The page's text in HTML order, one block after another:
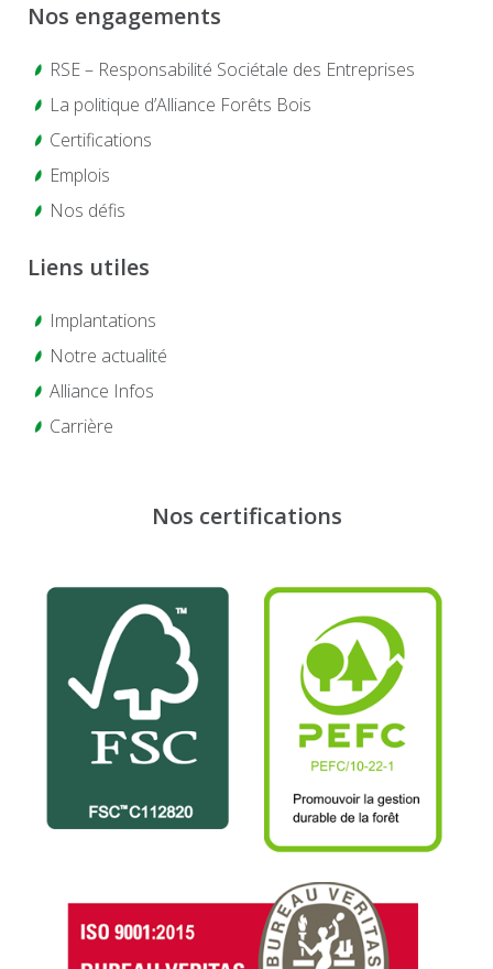
Nos engagements
RSE – Responsabilité Sociétale des Entreprises
La politique d’Alliance Forêts Bois
Certifications
Emplois
Nos défis
Liens utiles
Implantations
Notre actualité
Alliance Infos
Carrière
Nos certifications